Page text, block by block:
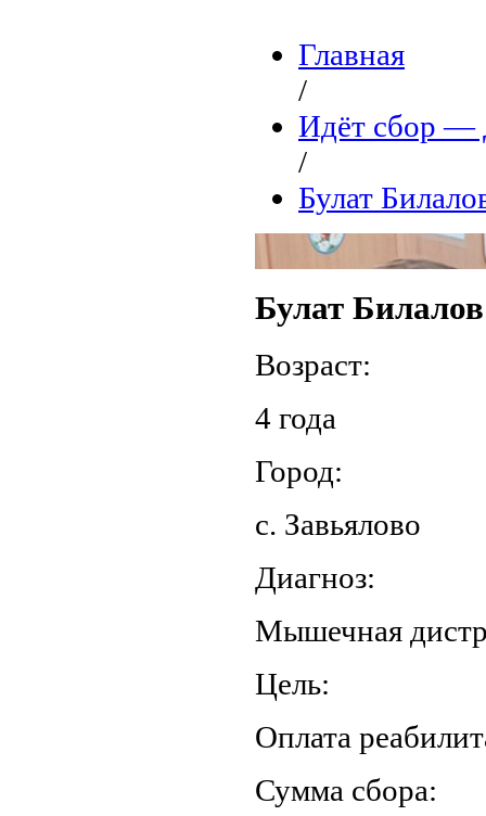
Главная
/
Идёт сбор
/
Булат
Булат Билалов
Возраст:
4 года
Город:
с. Завьялово
Диагноз:
Мышечная
Цель:
Оплата
Сумма сбора: